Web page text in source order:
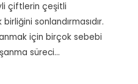
çiftlerin çeşitli
sonlandırmasıdır.
için birçok sebebi
süreci…